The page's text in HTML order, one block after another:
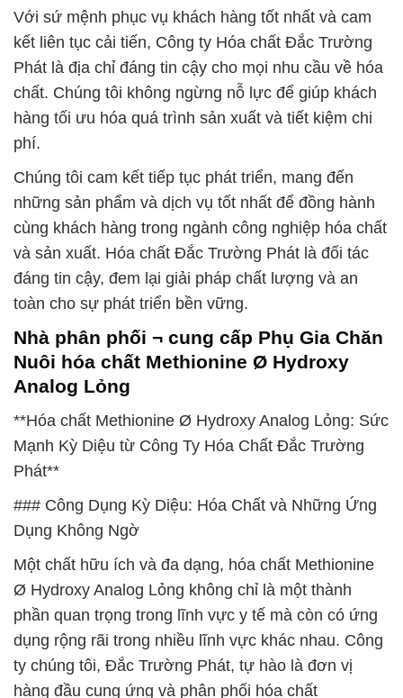
Với sứ mệnh phục vụ khách hàng tốt nhất và cam
kết liên tục cải tiến, Công ty Hóa chất Đắc Trường
Phát là địa chỉ đáng tin cậy cho mọi nhu cầu về hóa
chất. Chúng tôi không ngừng nỗ lực để giúp khách
hàng tối ưu hóa quá trình sản xuất và tiết kiệm chi
phí.
Chúng tôi cam kết tiếp tục phát triển, mang đến
những sản phẩm và dịch vụ tốt nhất để đồng hành
cùng khách hàng trong ngành công nghiệp hóa chất
và sản xuất. Hóa chất Đắc Trường Phát là đối tác
đáng tin cậy, đem lại giải pháp chất lượng và an
toàn cho sự phát triển bền vững.
Nhà phân phối ¬ cung cấp Phụ Gia Chăn
Nuôi hóa chất Methionine Ø Hydroxy
Analog Lỏng
**Hóa chất Methionine Ø Hydroxy Analog Lỏng: Sức
Mạnh Kỳ Diệu từ Công Ty Hóa Chất Đắc Trường
Phát**
### Công Dụng Kỳ Diệu: Hóa Chất và Những Ứng
Dụng Không Ngờ
Một chất hữu ích và đa dạng, hóa chất Methionine
Ø Hydroxy Analog Lỏng không chỉ là một thành
phần quan trọng trong lĩnh vực y tế mà còn có ứng
dụng rộng rãi trong nhiều lĩnh vực khác nhau. Công
ty chúng tôi, Đắc Trường Phát, tự hào là đơn vị
hàng đầu cung ứng và phân phối hóa chất